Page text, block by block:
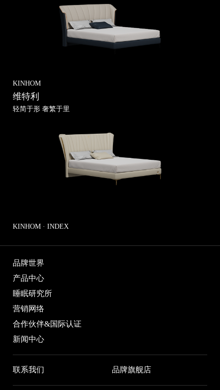
KINHOM
维特利
轻简于形 奢繁于里
KINHOM · INDEX
品牌世界
产品中心
睡眠研究所
营销网络
合作伙伴&国际认证
新闻中心
联系我们 品牌旗舰店